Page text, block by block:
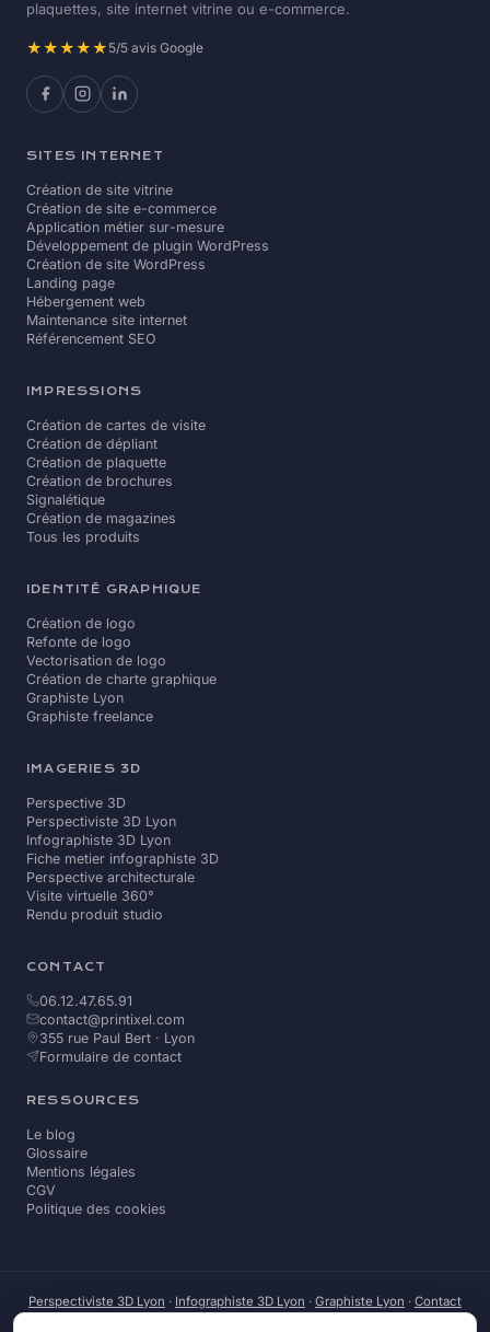
plaquettes, site internet vitrine ou e-commerce.
★★★★★ 5/5 avis Google
SITES INTERNET
Création de site vitrine
Création de site e-commerce
Application métier sur-mesure
Développement de plugin WordPress
Création de site WordPress
Landing page
Hébergement web
Maintenance site internet
Référencement SEO
IMPRESSIONS
Création de cartes de visite
Création de dépliant
Création de plaquette
Création de brochures
Signalétique
Création de magazines
Tous les produits
IDENTITÉ GRAPHIQUE
Création de logo
Refonte de logo
Vectorisation de logo
Création de charte graphique
Graphiste Lyon
Graphiste freelance
IMAGERIES 3D
Perspective 3D
Perspectiviste 3D Lyon
Infographiste 3D Lyon
Fiche metier infographiste 3D
Perspective architecturale
Visite virtuelle 360°
Rendu produit studio
CONTACT
06.12.47.65.91
contact@printixel.com
355 rue Paul Bert · Lyon
Formulaire de contact
RESSOURCES
Le blog
Glossaire
Mentions légales
CGV
Politique des cookies
Perspectiviste 3D Lyon · Infographiste 3D Lyon · Graphiste Lyon · Contact